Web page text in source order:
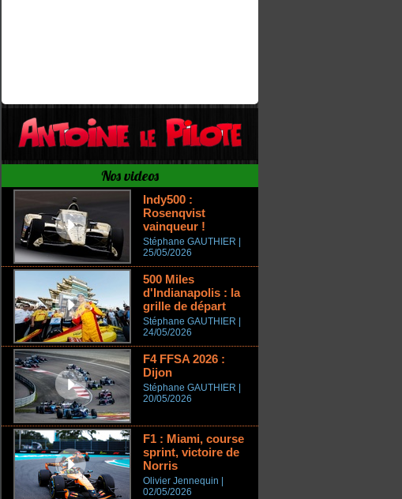
Nos videos
Indy500 :
Rosenqvist
vainqueur !
Stéphane GAUTHIER |
25/05/2026
500 Miles
d'Indianapolis : la
grille de départ
Stéphane GAUTHIER |
24/05/2026
F4 FFSA 2026 :
Dijon
Stéphane GAUTHIER |
20/05/2026
F1 : Miami, course
sprint, victoire de
Norris
Olivier Jennequin |
02/05/2026